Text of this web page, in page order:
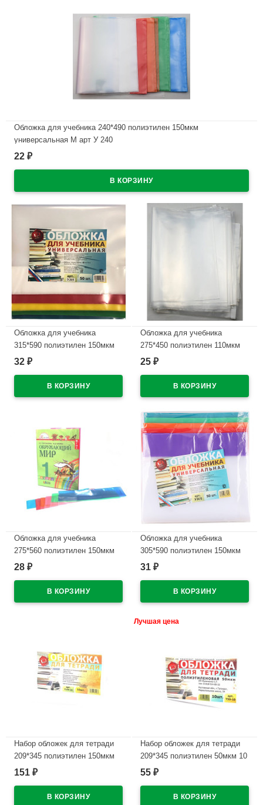
Обложка для учебника 240*490 полиэтилен 150мкм
универсальная М арт У 240
В наличии
22 ₽
Обложка для учебника
315*590 полиэтилен 150мкм
универсальная М арт У 315
32 ₽
Обложка для учебника
275*450 полиэтилен 110мкм
универсальная М с липким
25 ₽
Обложка для учебника
275*560 полиэтилен 150мкм
универсальная М арт У 275
28 ₽
Обложка для учебника
305*590 полиэтилен 150мкм
универсальная М арт У 305
31 ₽
Набор обложек для тетради
209*345 полиэтилен 150мкм
10 штук в наборе арт Т150-10
151 ₽
Лучшая цена
Набор обложек для тетради
209*345 полиэтилен 50мкм 10
штук в наборе арт Т50-10
55 ₽